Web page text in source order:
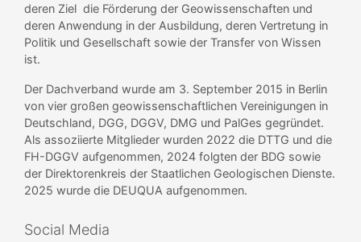
deren Ziel die Förderung der Geowissenschaften und
deren Anwendung in der Ausbildung, deren Vertretung in
Politik und Gesellschaft sowie der Transfer von Wissen
ist.
Der Dachverband wurde am 3. September 2015 in Berlin
von vier großen geowissenschaftlichen Vereinigungen in
Deutschland, DGG, DGGV, DMG und PalGes gegründet.
Als assoziierte Mitglieder wurden 2022 die DTTG und die
FH-DGGV aufgenommen, 2024 folgten der BDG sowie
der Direktorenkreis der Staatlichen Geologischen Dienste.
2025 wurde die DEUQUA aufgenommen.
Social Media